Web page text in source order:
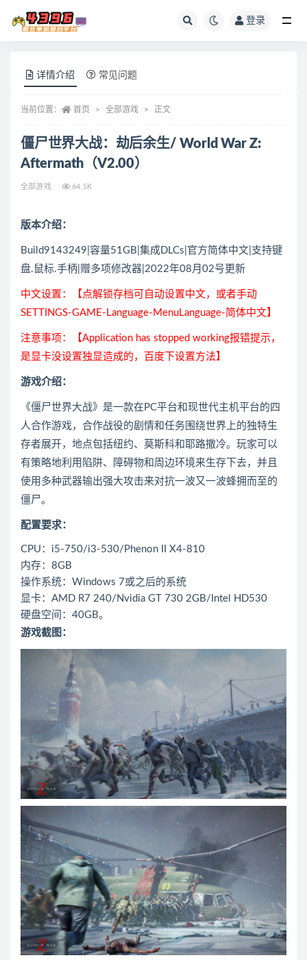
登录
详情介绍 常见问题
当前位置： 首页 全部游戏 正文
僵尸世界大战：劫后余生/ World War Z:
Aftermath（V2.00）
全部游戏 64.5K
版本介绍：
Build9143249|容量51GB|集成DLCs|官方简体中文|支持键
盘.鼠标.手柄|赠多项修改器|2022年08月02号更新
中文设置：【点解锁存档可自动设置中文，或者手动
SETTINGS-GAME-Language-MenuLanguage-简体中文】
注意事项：【Application has stopped working报错提示，
是显卡没设置独显造成的，百度下设置方法】
游戏介绍：
《僵尸世界大战》是一款在PC平台和现世代主机平台的四
人合作游戏，合作战役的剧情和任务围绕世界上的独特生
存者展开，地点包括纽约、莫斯科和耶路撒冷。玩家可以
有策略地利用陷阱、障碍物和周边环境来生存下去，并且
使用多种武器输出强大攻击来对抗一波又一波蜂拥而至的
僵尸。
配置要求：
CPU：i5-750/i3-530/Phenon II X4-810
内存：8GB
操作系统：Windows 7或之后的系统
显卡：AMD R7 240/Nvidia GT 730 2GB/Intel HD530
硬盘空间：40GB。
游戏截图：